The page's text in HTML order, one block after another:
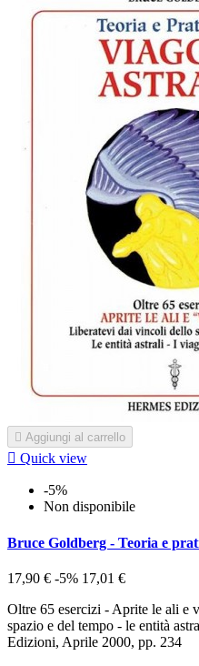
 Aggiungi al carrello
 Quick view
-5%
Non disponibile
Bruce Goldberg - Teoria e
17,90 € -5% 17,01 €
Oltre 65 esercizi - Aprite le ali e
spazio e del tempo - le entità
Edizioni, Aprile 2000, pp. 234